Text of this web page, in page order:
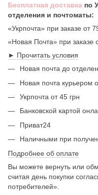
Бесплатная доставка по
отделения и почтоматы:
«Укрпочта» при заказе от
«Новая Почта» при заказе
► Прочитать условия
Новая почта до
Новая почта курьером
Укрпочта от 45 грн
Банковской картой
Приват24
Наличными при
Подробнее об оплате
Вы можете вернуть или
считая день покупки
потребителей».